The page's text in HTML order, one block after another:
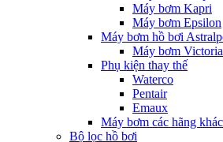
Máy bơm Kapri
Máy bơm Epsilon
Máy bơm hồ bơi
Máy bơm
Phụ kiện thay thế
Waterco
Pentair
Emaux
Máy bơm các hãng khác
Bộ lọc hồ bơi